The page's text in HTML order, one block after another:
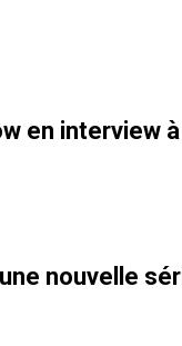
en interview à
nouvelle